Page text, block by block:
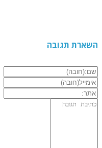
השארת תגובה